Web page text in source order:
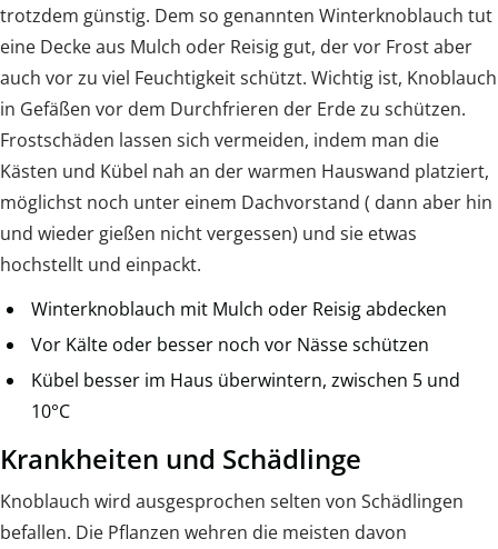
trotzdem günstig. Dem so genannten Winterknoblauch tut
eine Decke aus Mulch oder Reisig gut, der vor Frost aber
auch vor zu viel Feuchtigkeit schützt. Wichtig ist, Knoblauch
in Gefäßen vor dem Durchfrieren der Erde zu schützen.
Frostschäden lassen sich vermeiden, indem man die
Kästen und Kübel nah an der warmen Hauswand platziert,
möglichst noch unter einem Dachvorstand ( dann aber hin
und wieder gießen nicht vergessen) und sie etwas
hochstellt und einpackt.
Winterknoblauch mit Mulch oder Reisig abdecken
Vor Kälte oder besser noch vor Nässe schützen
Kübel besser im Haus überwintern, zwischen 5 und
10°C
Krankheiten und Schädlinge
Knoblauch wird ausgesprochen selten von Schädlingen
befallen. Die Pflanzen wehren die meisten davon